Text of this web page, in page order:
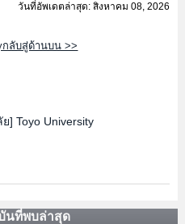
วันที่อัพเดตล่าสุด: สิงหาคม 08, 2026
กลับสู่ด้านบน >>
] Toyo University
นที่พบล่าสุด